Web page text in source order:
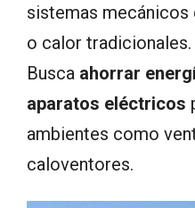
sistemas mecánicos
o calor tradicionales.
Busca ahorrar
aparatos eléctricos
ambientes como
caloventores.